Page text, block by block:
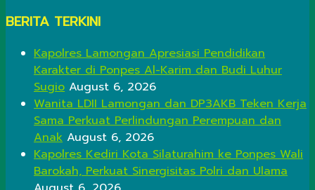
BERITA TERKINI
Kapolres Lamongan Apresiasi Pendidikan
Karakter di Ponpes Al-Karim dan Budi Luhur
Sugio August 6, 2026
Wanita LDII Lamongan dan DP3AKB Teken Kerja
Sama Perkuat Perlindungan Perempuan dan
Anak August 6, 2026
Kapolres Kediri Kota Silaturahim ke Ponpes Wali
Barokah, Perkuat Sinergisitas Polri dan Ulama